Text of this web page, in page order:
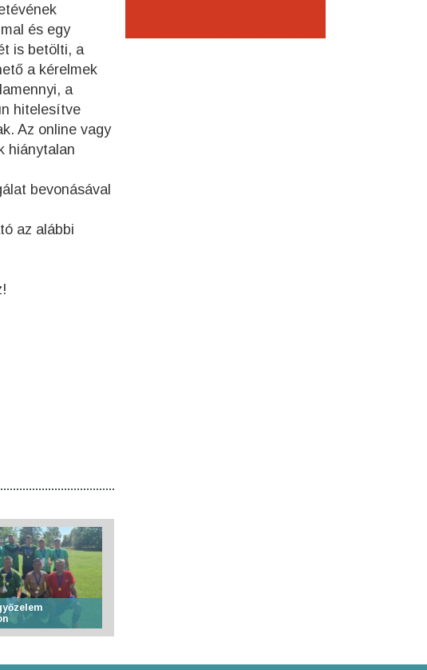
és egy
is betölti, a
a kérelmek
a
hitelesítve
Az online vagy
hiánytalan
bevonásával
az alábbi